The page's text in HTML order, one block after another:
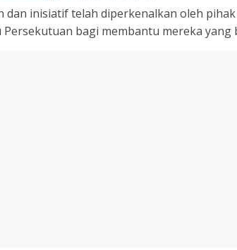
dan inisiatif telah diperkenalkan oleh
bagi membantu mereka yang